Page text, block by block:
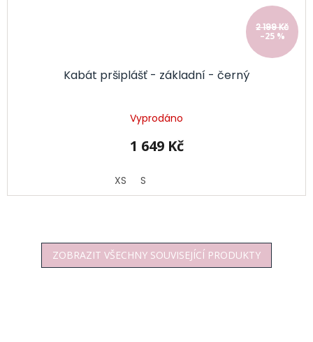
2 199 Kč
–25 %
Kabát pršiplášť - základní - černý
Vyprodáno
1 649 Kč
XS S
ZOBRAZIT VŠECHNY SOUVISEJÍCÍ PRODUKTY